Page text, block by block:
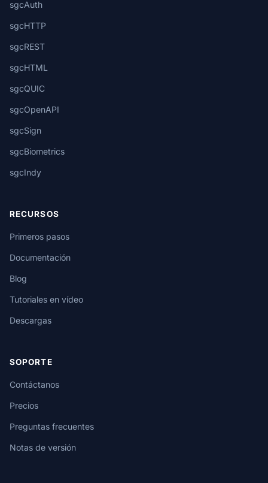
sgcAuth
sgcHTTP
sgcREST
sgcHTML
sgcQUIC
sgcOpenAPI
sgcSign
sgcBiometrics
sgcIndy
RECURSOS
Primeros pasos
Documentación
Blog
Tutoriales en vídeo
Descargas
SOPORTE
Contáctanos
Precios
Preguntas frecuentes
Notas de versión